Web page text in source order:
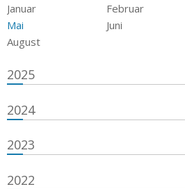
Januar Februar
Mai
Juni
August
2025
2024
2023
2022